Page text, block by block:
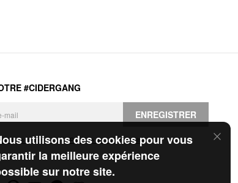
utilisons des cookies pour vous
la meilleure expérience
sur notre site.
#CIDERGANG
ENREGISTRER
généraleset laPolitique de confidentialité.